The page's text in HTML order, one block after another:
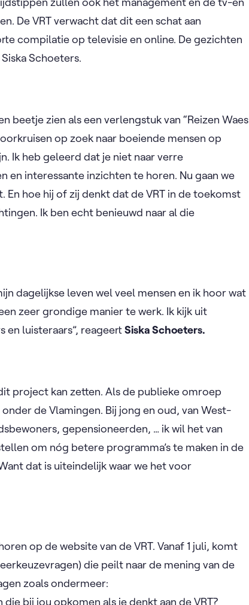
De VRT verwacht dat dit een schat aan
compilatie op televisie en online. De gezichten
Schoeters.
beetje zien als een verlengstuk van “Reizen Waes
op zoek naar boeiende mensen op
Ik heb geleerd dat je niet naar verre
interessante inzichten te horen. Nu gaan we
En hoe hij of zij denkt dat de VRT in de toekomst
Ik ben echt benieuwd naar al die
dagelijkse leven wel veel mensen en ik hoor wat
zeer grondige manier te werk. Ik kijk uit
en luisteraars”, reageertSiska Schoeters.
project kan zetten. Als de publieke omroep
de Vlamingen. Bij jong en oud, van West-
gepensioneerden, … ik wil het van
om nóg betere programma’s te maken in de
dat is uiteindelijk waar we het voor
op de website van de VRT. Vanaf 1 juli, komt
die peilt naar de mening van de
zoals ondermeer:
bij jou opkomen als je denkt aan de VRT?